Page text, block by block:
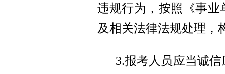
违规行为，按照《事
及相关法律法规处理，
3.报考人员应当诚